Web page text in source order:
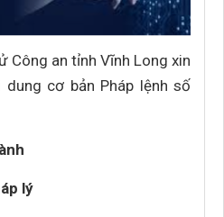
Công an tỉnh Vĩnh Long xin
cơ bản Pháp lệnh số
lý